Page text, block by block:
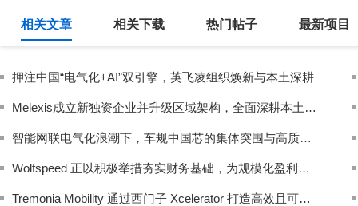
相关文章 相关下载 热门帖子 最新项目
押注中国“电气化+AI”双引擎，英飞凌组织焕新与本土深耕
Melexis成立新独资企业并升级区域架构，全面深耕本土市场
智能网联电气化浪潮下，车规中国芯的集体突围与高质量发展
Wolfspeed 正以积极举措夯实财务基础，为规模化盈利增长铺路
Tremonia Mobility 通过西门子 Xcelerator 打造高效且可持续的小型巴士